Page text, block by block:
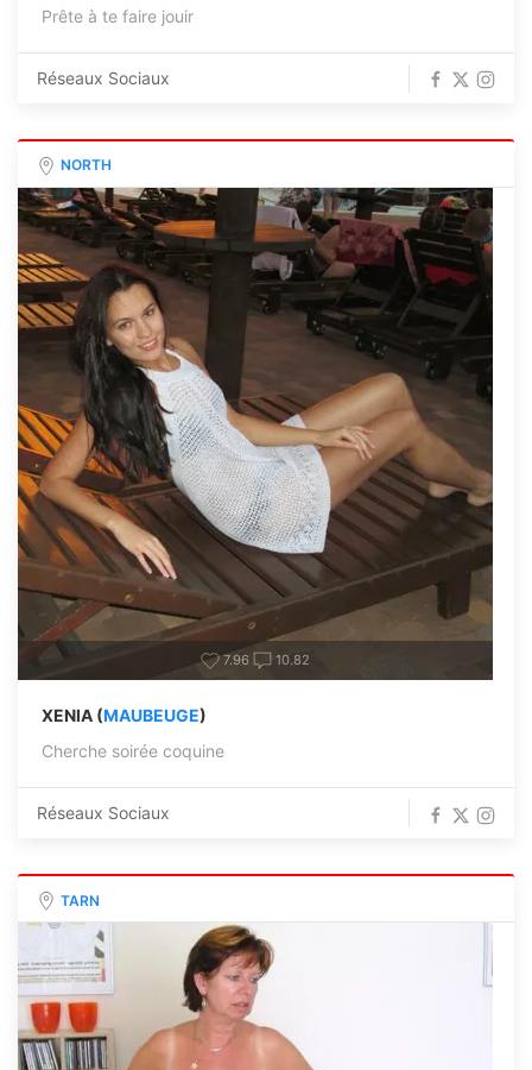
Prête à te faire jouir
Réseaux Sociaux
NORTH
7.96 10.82
XENIA (MAUBEUGE)
Cherche soirée coquine
Réseaux Sociaux
TARN